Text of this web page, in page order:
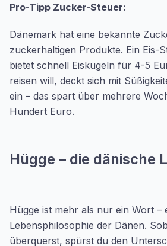
Pro-Tipp Zucker-Steuer:
Dänemark hat eine bekannte
zuckerhaltigen Produkte. Ein Eis-
bietet schnell Eiskugeln für 4-5
reisen will, deckt sich mit
ein – das spart über mehrere
Hundert Euro.
Hügge – die dänische
Hügge ist mehr als nur ein Wort –
Lebensphilosophie der Dänen.
überquerst, spürst du den